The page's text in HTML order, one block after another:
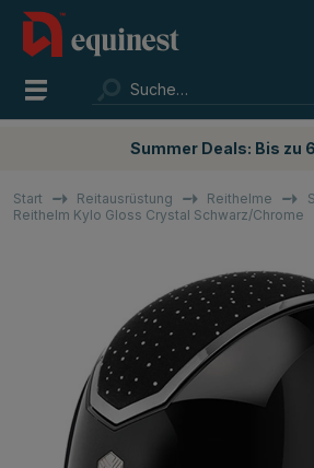
Summer Deals: Bis zu
Start Reitausrüstung Reithelme
Reithelm Kylo Gloss Crystal Schwarz/Chrome